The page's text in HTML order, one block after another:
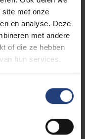
site met onze
en analyse. Deze
met andere
of die ze hebben
hun services.
of in onbruik is?
kop tikken of wil
VUB, CycloLokal
elk jaar in
Campus!
ritten naar